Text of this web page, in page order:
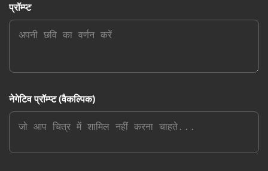
प्रॉम्प्ट
नेगेटिव प्रॉम्प्ट (वैकल्पिक)